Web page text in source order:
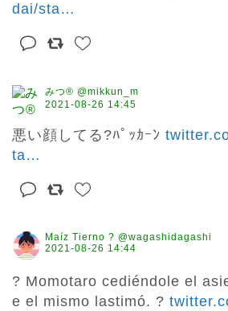
dai/sta…
みつ®︎ @mikkun_m
2021-08-26 14:45
悪い顔してる?ﾊﾟｯｶｰﾝ
ta…
Maíz Tierno ? @wagashidagashi
2021-08-26 14:44
? Momotaro cediéndole el
e el mismo lastimó. ?